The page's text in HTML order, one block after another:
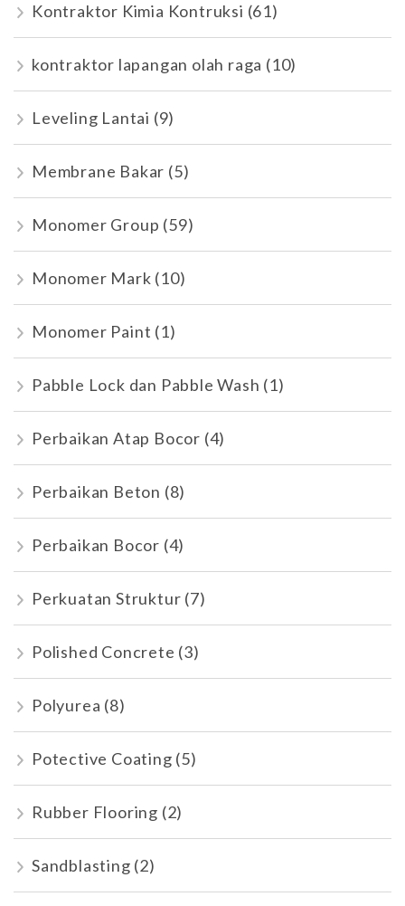
Kontraktor Kimia Kontruksi (61)
kontraktor lapangan olah raga (10)
Leveling Lantai (9)
Membrane Bakar (5)
Monomer Group (59)
Monomer Mark (10)
Monomer Paint (1)
Pabble Lock dan Pabble Wash (1)
Perbaikan Atap Bocor (4)
Perbaikan Beton (8)
Perbaikan Bocor (4)
Perkuatan Struktur (7)
Polished Concrete (3)
Polyurea (8)
Potective Coating (5)
Rubber Flooring (2)
Sandblasting (2)